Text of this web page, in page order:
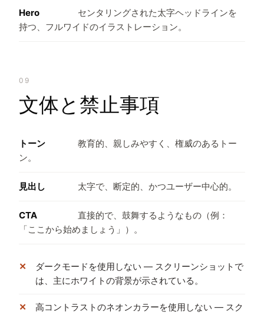
Hero
センタリングされた太字ヘッドラインを
持つ、フルワイドのイラストレーション。
09
文体と禁止事項
トーン
教育的、親しみやすく、権威のあるトー
ン。
見出し 太字で、断定的、かつユーザー中心的。
CTA
直接的で、鼓舞するようなもの（例：
「ここから始めましょう」）。
ダークモードを使用しない — スクリーンショットで
は、主にホワイトの背景が示されている。
高コントラストのネオンカラーを使用しない — スク